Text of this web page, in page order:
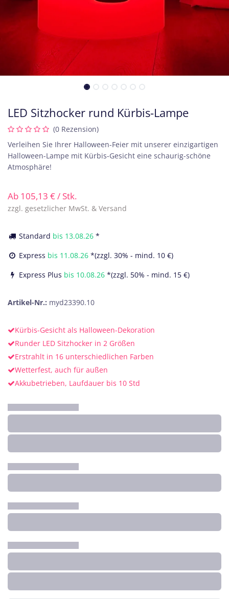
LED Sitzhocker rund Kürbis-Lampe
(0 Rezension)
Verleihen Sie Ihrer Halloween-Feier mit unserer einzigartigen
Halloween-Lampe mit Kürbis-Gesicht eine schaurig-schöne
Atmosphäre!
Ab 105,13 €/ Stk.
zzgl. gesetzlicher MwSt. & Versand
Standard bis 13.08.26 *
Express bis 11.08.26 *(zzgl. 30% - mind. 10 €)
Express Plus bis 10.08.26 *(zzgl. 50% - mind. 15 €)
Artikel-Nr.: myd23390.10
Kürbis-Gesicht als Halloween-Dekoration
Runder LED Sitzhocker in 2 Größen
Erstrahlt in 16 unterschiedlichen Farben
Wetterfest, auch für außen
Akkubetrieben, Laufdauer bis 10 Std